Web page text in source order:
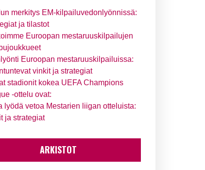
merkitys EM-kilpailuvedonlyönnissä:
ja tilastot
Euroopan mestaruuskilpailujen
Euroopan mestaruuskilpailuissa:
vinkit ja strategiat
stadionit kokea UEFA Champions
-ottelu ovat:
lyödä vetoa Mestarien liigan otteluista:
ja strategiat
ARKISTOT